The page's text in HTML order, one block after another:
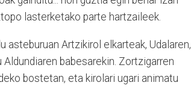
lasterketako parte hartzaileek.
Artzikirol elkarteak, Udalaren,
babesarekin. Zortzigarren
bostetan, eta kirolari ugari animatu